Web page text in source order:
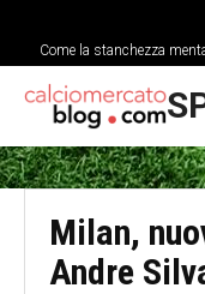
Come la stanchezza
Milan,
Andre